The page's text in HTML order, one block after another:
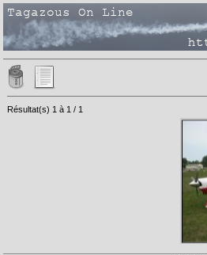
Résultat(s) 1 à 1 / 1